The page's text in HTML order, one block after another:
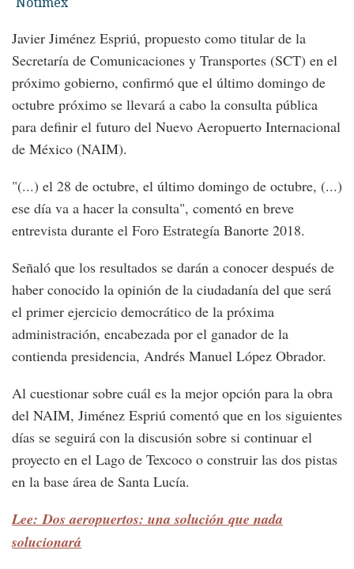
Javier Jiménez Espriú, propuesto como titular de la
Secretaría de Comunicaciones y Transportes (SCT) en el
próximo gobierno, confirmó que el último domingo de
octubre próximo se llevará a cabo la consulta pública
para definir el futuro del Nuevo Aeropuerto Internacional
de México (NAIM).
"(...) el 28 de octubre, el último domingo de octubre, (...)
ese día va a hacer la consulta", comentó en breve
entrevista durante el Foro Estrategía Banorte 2018.
Señaló que los resultados se darán a conocer después de
haber conocido la opinión de la ciudadanía del que será
el primer ejercicio democrático de la próxima
administración, encabezada por el ganador de la
contienda presidencia, Andrés Manuel López Obrador.
Al cuestionar sobre cuál es la mejor opción para la obra
del NAIM, Jiménez Espriú comentó que en los siguientes
días se seguirá con la discusión sobre si continuar el
proyecto en el Lago de Texcoco o construir las dos pistas
en la base área de Santa Lucía.
Lee: Dos aeropuertos: una solución que nada
solucionará